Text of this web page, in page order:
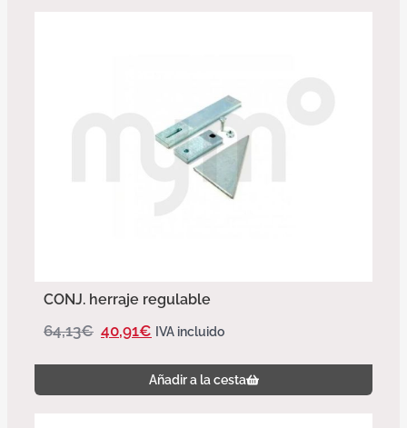
CONJ. herraje regulable
64,13€ 40,91€ IVA incluido
Añadir a la cesta